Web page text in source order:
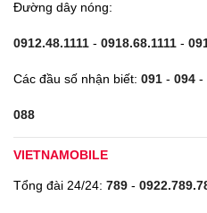
Đường dây nóng:
0912.48.1111 - 0918.68.1111 -
Các đầu số nhận biết: 091 - 094 -
088
VIETNAMOBILE
Tổng đài 24/24: 789 -